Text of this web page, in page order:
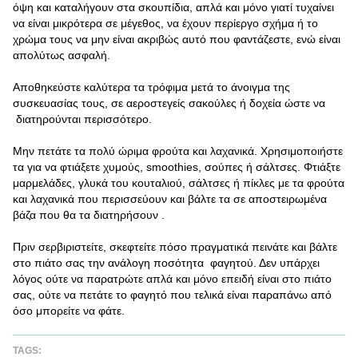
όψη και καταλήγουν στα σκουπίδια, απλά και μόνο γιατί τυχαίνει
να είναι μικρότερα σε μέγεθος, να έχουν περίεργο σχήμα ή το
χρώμα τους να μην είναι ακριβώς αυτό που φαντάζεστε, ενώ είναι
απολύτως ασφαλή.
Αποθηκεύστε καλύτερα τα τρόφιμα μετά το άνοιγμα της
συσκευασίας τους, σε αεροστεγείς σακούλες ή δοχεία ώστε να
διατηρούνται περισσότερο.
Μην πετάτε τα πολύ ώριμα φρούτα και λαχανικά. Χρησιμοποιήστε
τα για να φτιάξετε χυμούς, smoothies, σούπες ή σάλτσες. Φτιάξτε
μαρμελάδες, γλυκά του κουταλιού, σάλτσες ή πίκλες με τα φρούτα
και λαχανικά που περισσεύουν και βάλτε τα σε αποστειρωμένα
βάζα που θα τα διατηρήσουν .
Πριν σερβιριστείτε, σκεφτείτε πόσο πραγματικά πεινάτε και βάλτε
στο πιάτο σας την ανάλογη ποσότητα φαγητού. Δεν υπάρχει
λόγος ούτε να παρατρώτε απλά και μόνο επειδή είναι στο πιάτο
σας, ούτε να πετάτε το φαγητό που τελικά είναι παραπάνω από
όσο μπορείτε να φάτε.
TAGS: